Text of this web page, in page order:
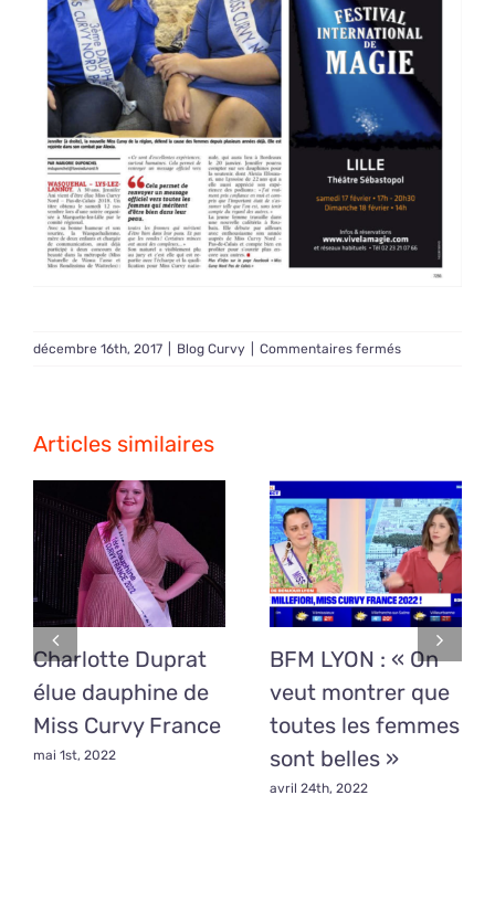
décembre 16th, 2017 Blog Curvy Commentaires ferméssur
Curvy
Nord-
Pas-
de-
Calais
épanouies
Articles similaires
Charlotte Duprat
élue dauphine de
Miss Curvy France
mai 1st, 2022
BFM LYON : « On
veut montrer que
toutes les femmes
sont belles »
avril 24th, 2022